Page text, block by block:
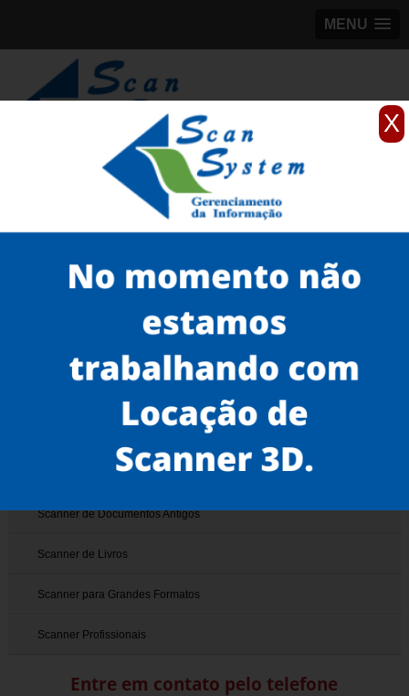
X
MENU
98184-5245
Microfilmagem
microfilmagem eletrônica de documento no Cambuci
Serviços
Scanner de Documentos
Scanner de Documentos Antigos
Scanner de Livros
Scanner para Grandes Formatos
Scanner Profissionais
Entre em contato pelo telefone